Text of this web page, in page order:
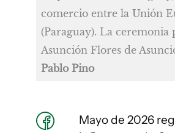
comercio entre la Unión
(Paraguay). La
Asunción Flores de
Pablo Pino
Mayo de 2026